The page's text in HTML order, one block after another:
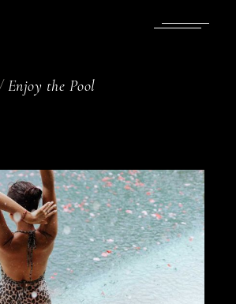
Enjoy the Pool